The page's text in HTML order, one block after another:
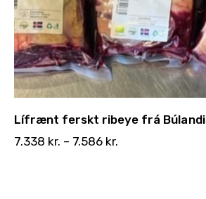
Lífrænt ferskt ribeye frá Búlandi
7.338 kr. – 7.586 kr.